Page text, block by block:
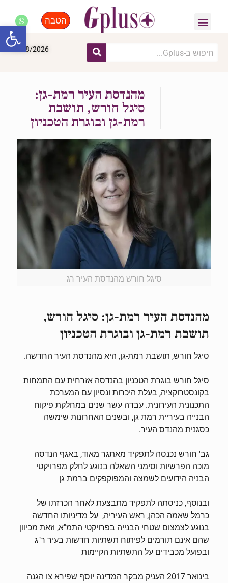
הטבה
10/08/2026
מהנדסת העיר רמת-גן:
סיגל חורש, תושבת
רמת-גן ובוגרת הטכניון
סיגל חורש מהנדסת העיר רג
מהנדסת העיר רמת-גן: סיגל חורש,
תושבת רמת-גן ובוגרת הטכניון
סיגל חורש, תושבת רמת-גן, היא מהנדסת העיר החדשה.
סיגל חורש בוגרת הטכניון בהנדסה אזרחית עם התמחות
בקונסטרוקציה, בעלת היכרות ונסיון עם המערכת
התכנונית העירונית. עבדה עשר שנים במחלקת פיקוח
הבנייה בעיריית רמת גן, ובשנים האחרונות שימשה
כסגנית מהנדס העיר.
גב' חורש נכנסה לתפקיד מאתגר מאוד, באגף הנדסה
מוכה הפרשיות וסימני השאלה בנוגע לחלק מפרויקטי
הבניה הידועים לשמצה והמפוקפקים ברמת גן
ובנוסף, כניסתה לתפקיד מתבצעת לאחר הכרזתו של
כרמל שאמה הכהן, ראש העיריה, על מדיניותו החדשה
בנוגע לצמצום שטחי הבנייה בפרויקטי התמ"א, וזאת מכיוון
שהם אינם תורמים לפיתוח תשתיות חדשות בעיר ר"ג
ובפועל מכבידים על התשתיות הקיימות
בינואר 2017 העניק מבקר המדינה יוסף שפירא צו הגנה
פתח